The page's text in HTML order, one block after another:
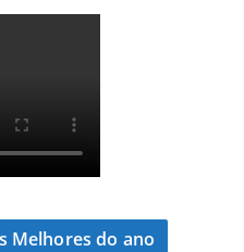
Melhores do ano